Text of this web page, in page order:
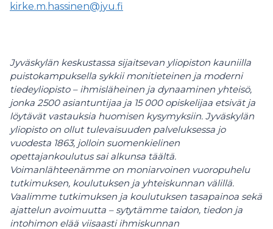
kirke.m.hassinen@jyu.fi
Jyväskylän keskustassa sijaitsevan yliopiston kauniilla
puistokampuksella sykkii monitieteinen ja moderni
tiedeyliopisto – ihmisläheinen ja dynaaminen yhteisö,
jonka 2500 asiantuntijaa ja 15 000 opiskelijaa etsivät ja
löytävät vastauksia huomisen kysymyksiin. Jyväskylän
yliopisto on ollut tulevaisuuden palveluksessa jo
vuodesta 1863, jolloin suomenkielinen
opettajankoulutus sai alkunsa täältä.
Voimanlähteenämme on moniarvoinen vuoropuhelu
tutkimuksen, koulutuksen ja yhteiskunnan välillä.
Vaalimme tutkimuksen ja koulutuksen tasapainoa sekä
ajattelun avoimuutta – sytytämme taidon, tiedon ja
intohimon elää viisaasti ihmiskunnan